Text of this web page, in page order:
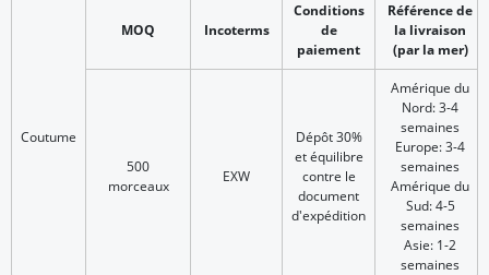
Coutume
MOQ Incoterms
Conditions
de
paiement
Référence de
la livraison
(par la mer)
500
morceaux
EXW
Dépôt 30%
et équilibre
contre le
document
d'expédition
Amérique du
Nord: 3-4
semaines
Europe: 3-4
semaines
Amérique du
Sud: 4-5
semaines
Asie: 1-2
semaines